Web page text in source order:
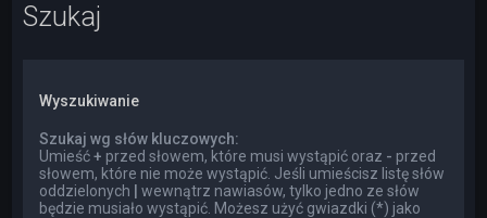
Szukaj
Wyszukiwanie
Szukaj wg słów kluczowych:
Umieść+ przed słowem, które musi wystąpić oraz - przed
słowem, które nie może wystąpić. Jeśli umieścisz listę słów
oddzielonych
wewnątrz nawiasów, tylko jedno ze słów
będzie musiało wystąpić. Możesz użyć gwiazdki (*) jako